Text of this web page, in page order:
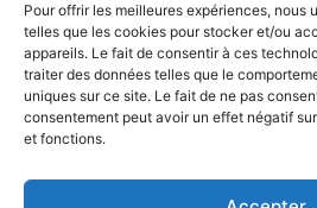
Pour offrir les meilleures expériences, nous
telles que les cookies pour stocker et/ou
appareils. Le fait de consentir à ces
traiter des données telles que le
uniques sur ce site. Le fait de ne pas
consentement peut avoir un effet négatif
et fonctions.
Layo en Interview chez
21 septembre 2020
19 mai 2021